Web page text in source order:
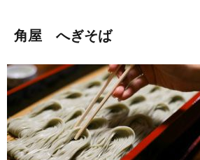
角屋 へぎそば